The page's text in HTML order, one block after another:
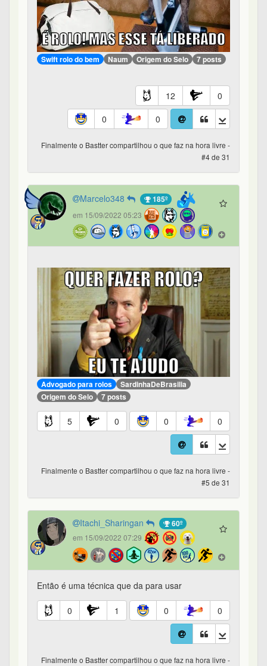
Swift rolo do bem Naum Origem do Selo 7 posts
12
0
0
0
Finalmente o Bastter compartilhou o que faz na hora livre -
#4 de 31
Marcelo348 185º
em 15/09/2022 05:23
Advogado para rolos
SardinhaDeBrasilia
Origem do Selo
7 posts
5 0 0 0
Finalmente o Bastter compartilhou o que faz na hora livre -
#5 de 31
Itachi_Sharingan 60º
em 15/09/2022 07:29
Então é uma técnica que da para usar
0 1 0 0
Finalmente o Bastter compartilhou o que faz na hora livre -